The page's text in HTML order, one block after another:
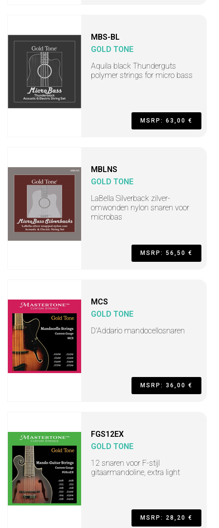
MBS-BL
GOLD TONE
Aquila black Thunderguts
polymer strings for micro bass
MSRP: 63,00 €
MBLNS
GOLD TONE
LaBella Silverback zilver-
omwonden nylon snaren voor
microbas
MSRP: 56,50 €
MCS
GOLD TONE
D'Addario mandocellosnaren
MSRP: 36,00 €
FGS12EX
GOLD TONE
12 snaren voor F-stijl
gitaarmandoline, extra light
MSRP: 28,20 €